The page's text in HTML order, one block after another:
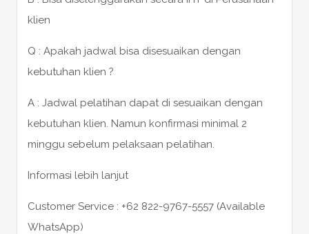
klien
Q : Apakah jadwal bisa disesuaikan dengan
kebutuhan klien ?
A : Jadwal pelatihan dapat di sesuaikan dengan
kebutuhan klien. Namun konfirmasi minimal 2
minggu sebelum pelaksaan pelatihan.
Informasi lebih lanjut
Customer Service : +62 822-9767-5557 (Available
WhatsApp)